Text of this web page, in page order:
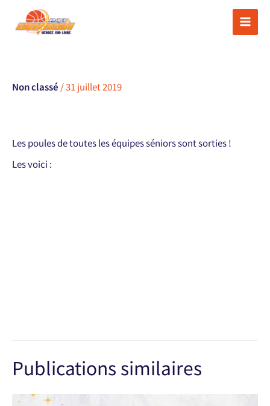
Non classé /31 juillet 2019
Les poules de toutes les équipes séniors sont sorties !
Les voici :
Publications similaires